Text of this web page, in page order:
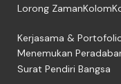
Lorong ZamanKolom
Kerjasama &
Menemukan
Surat Pendiri Bangsa